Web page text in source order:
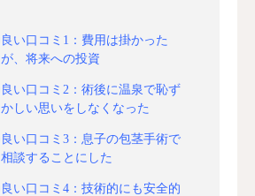
コンテンツ全般
コンテンツ作成・運営ポリシー
良い口コミ1：費用は掛かった
が、将来への投資
良い口コミ2：術後に温泉で恥ず
かしい思いをしなくなった
良い口コミ3：息子の包茎手術で
相談することにした
良い口コミ4：技術的にも安全的